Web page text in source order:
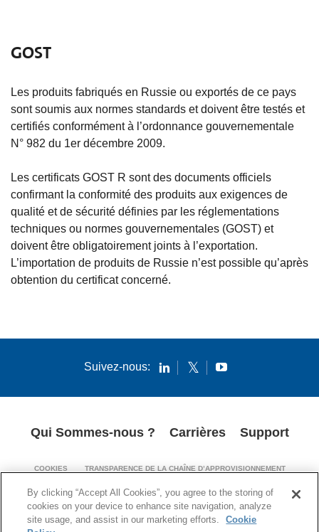
GOST
Les produits fabriqués en Russie ou exportés de ce pays
sont soumis aux normes standards et doivent être testés et
certifiés conformément à l’ordonnance gouvernementale
N° 982 du 1er décembre 2009.
Les certificats GOST R sont des documents officiels
confirmant la conformité des produits aux exigences de
qualité et de sécurité définies par les réglementations
techniques ou normes gouvernementales (GOST) et
doivent être obligatoirement joints à l’exportation.
L’importation de produits de Russie n’est possible qu’après
obtention du certificat concerné.
Suivez-nous:
Qui Sommes-nous ? Carrières Support
COOKIES TRANSPARENCE DE LA CHAÎNE D’APPROVISIONNEMENT
© 1994-2026 Corning Incorporated. All Rights Reserved.
By clicking “Accept All Cookies”, you agree to the storing of
cookies on your device to enhance site navigation, analyze
site usage, and assist in our marketing efforts.
Cookie